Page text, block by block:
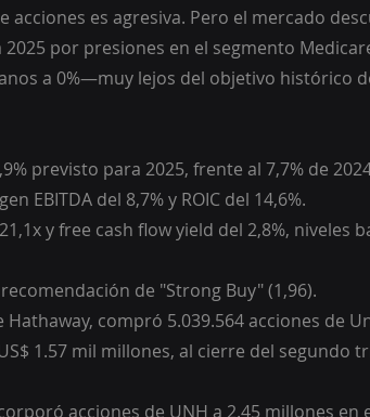
es agresiva. Pero el mercado
por presiones en el segmento
a 0%—muy lejos del objetivo histórico
previsto para 2025, frente al 7,7% de
EBITDA del 8,7% y ROIC del 14,6%.
y free cash flow yield del 2,8%, niveles
de "Strong Buy" (1,96).
compró 5.039.564 acciones de
1.57 mil millones, al cierre del segundo
acciones de UNH a 2.45 millones en